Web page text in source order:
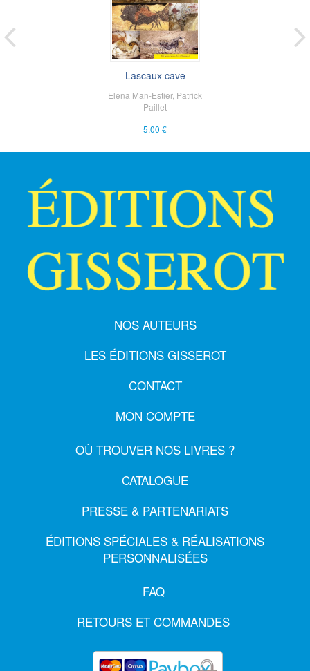
Lascaux cave
Elena Man-Estier, Patrick
Paillet
5,00 €
NOS AUTEURS
LES ÉDITIONS GISSEROT
CONTACT
MON COMPTE
OÙ TROUVER NOS LIVRES ?
CATALOGUE
PRESSE & PARTENARIATS
ÉDITIONS SPÉCIALES & RÉALISATIONS
PERSONNALISÉES
FAQ
RETOURS ET COMMANDES